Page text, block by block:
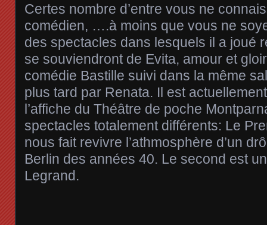
Certes nombre d’entre vous ne
comédien, ….à moins que vous ne
des spectacles dans lesquels il a joué
se souviendront de Evita, amour et
comédie Bastille suivi dans la même
plus tard par Renata. Il est
l’affiche du Théâtre de poche
spectacles totalement différents: Le
nous fait revivre l’athmosphère d’un
Berlin des années 40. Le second est
Legrand.